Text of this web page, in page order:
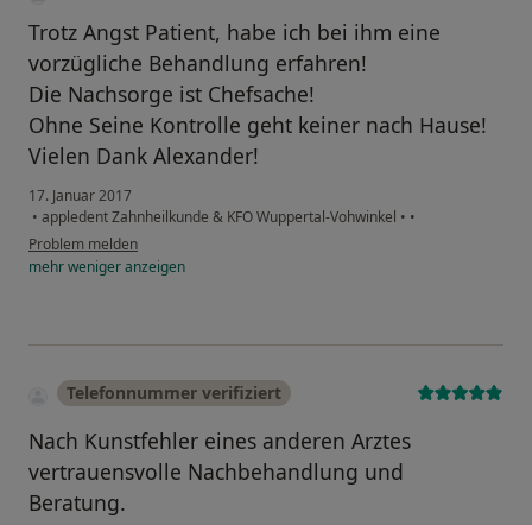
Trotz Angst Patient, habe ich bei ihm eine
vorzügliche Behandlung erfahren!
Die Nachsorge ist Chefsache!
Ohne Seine Kontrolle geht keiner nach Hause!
Vielen Dank Alexander!
17. Januar 2017
• appledent Zahnheilkunde & KFO Wuppertal-Vohwinkel • •
Problem melden
mehrwenigeranzeigen
Telefonnummer verifiziert
Nach Kunstfehler eines anderen Arztes
vertrauensvolle Nachbehandlung und
Beratung.